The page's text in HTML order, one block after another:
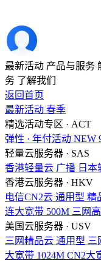
最新活动 产品与服务
务 了解我们
返回首页
最新活动 春季
精选活动专区 · ACT
弹性 · 年付活动 NEW
轻量云服务器 · SAS
香港轻量云 广播 日本
香港云服务器 · HKV
电信CN2云 通用型 精
连大宽带 500M 三网
美国云服务器 · USV
三网精品云 通用型 三
大宽带 1024M CN2大